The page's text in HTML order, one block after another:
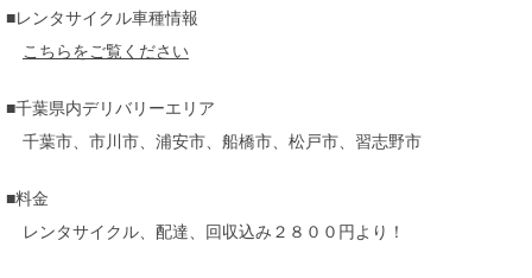
■レンタサイクル車種情報
こちらをご覧ください
■千葉県内デリバリーエリア
千葉市、市川市、浦安市、船橋市、松戸市、習志野市
■料金
レンタサイクル、配達、回収込み２８００円より！